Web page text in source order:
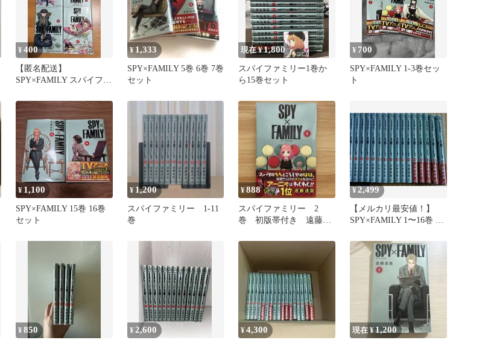
¥400
【匿名配送】
SPY×FAMILY スパイファ
漫画
¥ 1,333
SPY×FAMILY 5巻 6巻 7巻
セット
現在 ¥1,800
スパイファミリー1巻か
ら15巻セット
¥ 700
SPY×FAMILY 1-3巻セッ
ト
¥ 1,100
SPY×FAMILY 15巻 16巻
セット
¥ 1,200
スパイファミリー 1-11
巻
¥888
スパイファミリー 2
巻 初版帯付き 遠藤達
プ＋ 漫画
¥ 2,499
【メルカリ最安値！】
SPY×FAMILY 1〜16巻 セ
¥850 ¥ 2,600 ¥4,300 現在 ¥1,200